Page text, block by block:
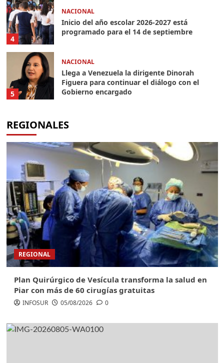
4
NACIONAL
Inicio del año escolar 2026-2027 está
programado para el 14 de septiembre
5
NACIONAL
Llega a Venezuela la dirigente Dinorah
Figuera para continuar el diálogo con el
Gobierno encargado
REGIONALES
REGIONAL
Plan Quirúrgico de Vesícula transforma la salud en
Piar con más de 60 cirugías gratuitas
INFOSUR 05/08/2026 0